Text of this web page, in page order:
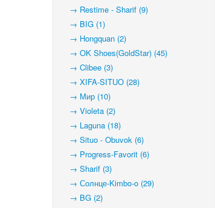
→ Restime - Sharif (9)
→ BIG (1)
→ Hongquan (2)
→ OK Shoes(GoldStar) (45)
→ Clibee (3)
→ XIFA-SITUO (28)
→ Мир (10)
→ Violeta (2)
→ Laguna (18)
→ Situo - Obuvok (6)
→ Progress-Favorit (6)
→ Sharif (3)
→ Солнце-Kimbo-o (29)
→ BG (2)